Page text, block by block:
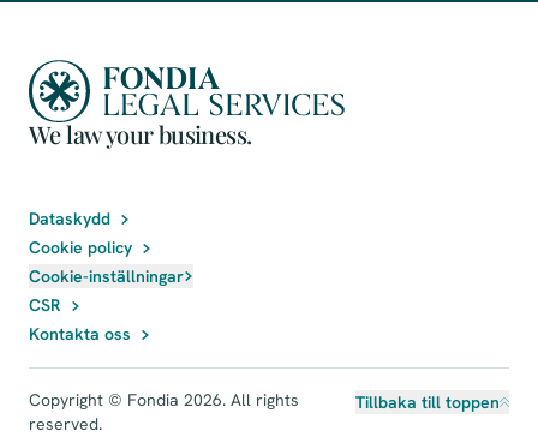
We law your business.
Dataskydd
Cookie policy
Cookie-inställningar
CSR
Kontakta oss
Copyright © Fondia 2026. All rights
reserved.
Tillbaka till toppen